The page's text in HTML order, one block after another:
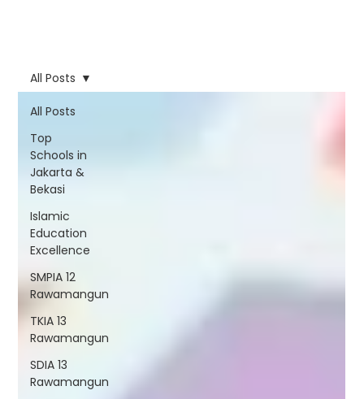
All Posts
Top
Schools in
Jakarta &
Bekasi
Islamic
Education
Excellence
SMPIA 12
Rawamangun
TKIA 13
Rawamangun
SDIA 13
Rawamangun
All Posts